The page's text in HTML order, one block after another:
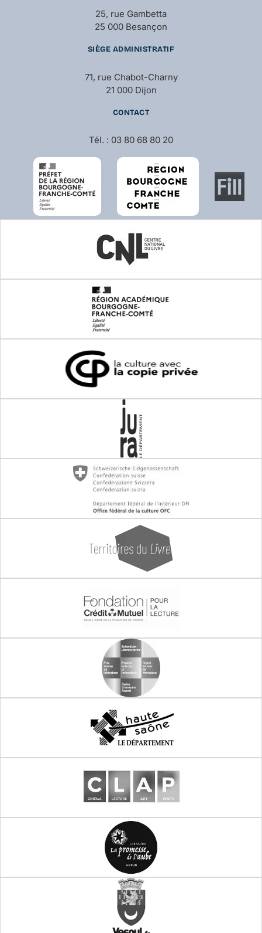
25, rue Gambetta
25 000 Besançon
SIÈGE ADMINISTRATIF
71, rue Chabot-Charny
21 000 Dijon
CONTACT
Tél. : 03 80 68 80 20